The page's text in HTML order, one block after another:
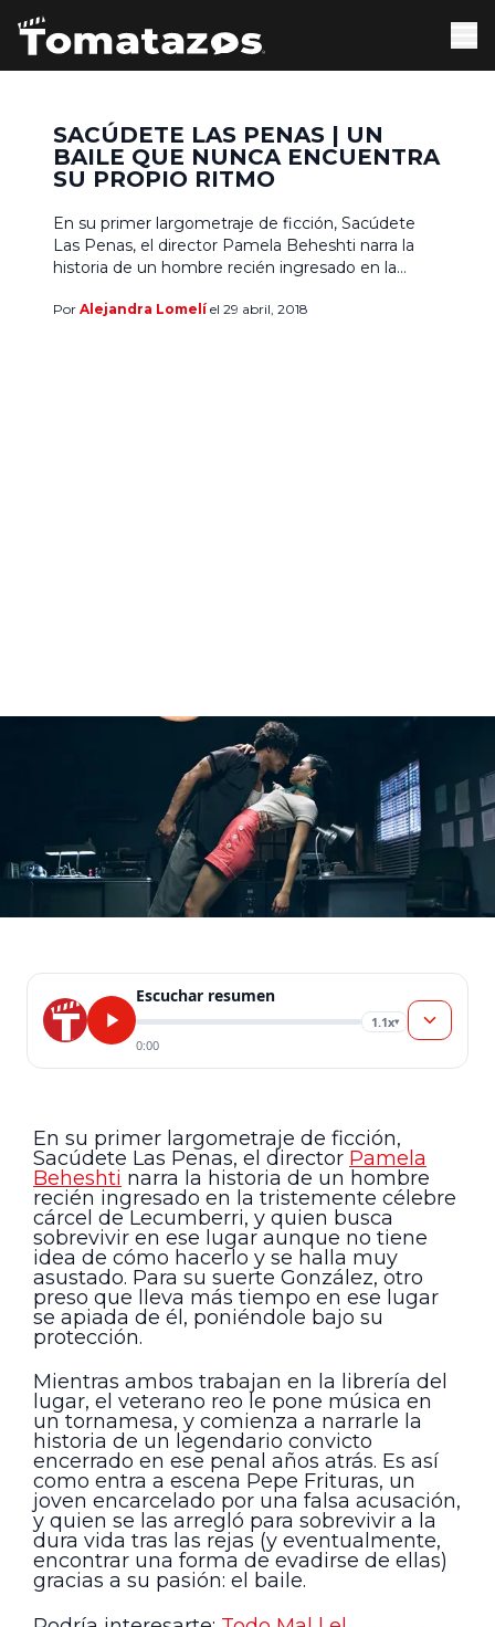
SACÚDETE LAS PENAS | UN
BAILE QUE NUNCA ENCUENTRA
SU PROPIO RITMO
En su primer largometraje de ficción, Sacúdete
Las Penas, el director Pamela Beheshti narra la
historia de un hombre recién ingresado en la
busca sobrevivir en ese lugar aunque no tiene
Por Alejandra Lomelíel 29 abril, 2018
Escuchar resumen
1.1x▾
0:00
En su primer largometraje de ficción,
Sacúdete Las Penas, el director Pamela
Beheshti narra la historia de un hombre
recién ingresado en la tristemente célebre
cárcel de Lecumberri, y quien busca
sobrevivir en ese lugar aunque no tiene
idea de cómo hacerlo y se halla muy
asustado. Para su suerte González, otro
preso que lleva más tiempo en ese lugar
se apiada de él, poniéndole bajo su
protección.
Mientras ambos trabajan en la librería del
lugar, el veterano reo le pone música en
un tornamesa, y comienza a narrarle la
historia de un legendario convicto
encerrado en ese penal años atrás. Es así
como entra a escena Pepe Frituras, un
joven encarcelado por una falsa acusación,
y quien se las arregló para sobrevivir a la
dura vida tras las rejas (y eventualmente,
encontrar una forma de evadirse de ellas)
gracias a su pasión: el baile.